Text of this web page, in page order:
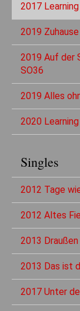
2017
2019
2019 Auf der
SO36
2019 Alles
2020
Singles
2012 Tage
2012 Altes
2013
2013 Das ist
2017 Unter